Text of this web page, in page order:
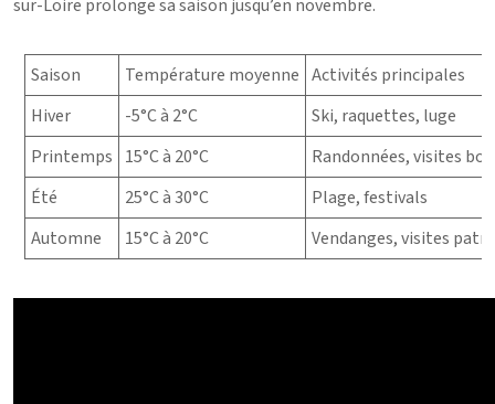
sur-Loire prolonge sa saison jusqu’en novembre.
Saison Température moyenne Activités principales
Hiver
-5°C à 2°C
Ski, raquettes, luge
Printemps 15°C à 20°C
Randonnées, visites
Été
25°C à 30°C
Plage, festivals
Automne
15°C à 20°C Vendanges, visites